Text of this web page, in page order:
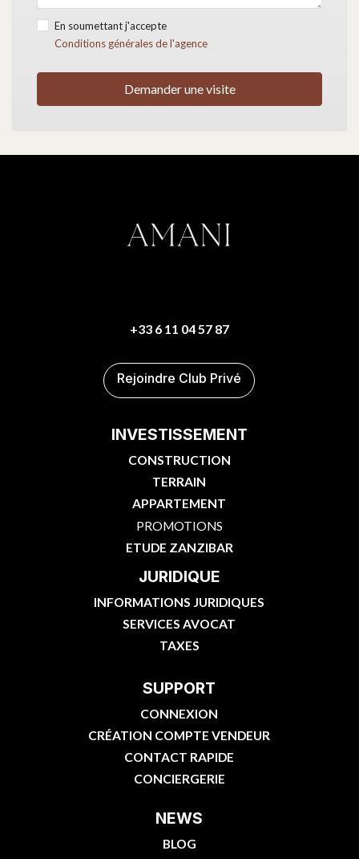
En soumettant j'accepte
Conditions générales de l'agence
Demander une visite
+33 6 11 04 57 87
Rejoindre Club Privé
INVESTISSEMENT
CONSTRUCTION
TERRAIN
APPARTEMENT
PROMOTIONS
ETUDE ZANZIBAR
JURIDIQUE
INFORMATIONS JURIDIQUES
SERVICES AVOCAT
TAXES
SUPPORT
CONNEXION
CRÉATION COMPTE VENDEUR
CONTACT RAPIDE
CONCIERGERIE
NEWS
BLOG